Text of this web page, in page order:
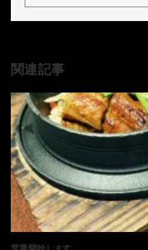
関連記事
営業開始します。